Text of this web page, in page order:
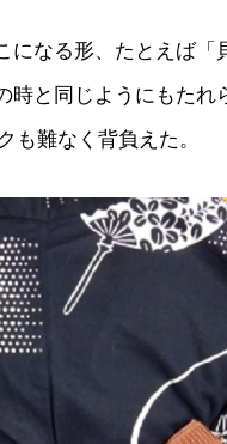
になる形、たとえば「
と同じようにもたれ
も難なく背負えた。